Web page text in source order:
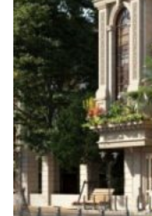
PHỤ KIỆN
NGÓI
CLASSIC
HERITAGE
MILANO
SHAKE
SENATOR